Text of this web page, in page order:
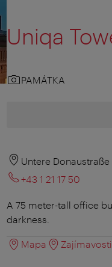
Uniqa
PAMÁTKA
Untere Donaustraße
+43 1 21 17 50
A 75 meter-tall office
darkness.
Mapa